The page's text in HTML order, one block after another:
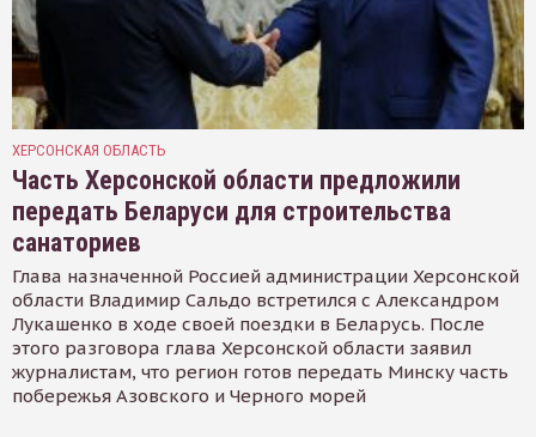
ХЕРСОНСКАЯ ОБЛАСТЬ
Часть Херсонской области предложили
передать Беларуси для строительства
санаториев
Глава назначенной Россией администрации Херсонской
области Владимир Сальдо встретился с Александром
Лукашенко в ходе своей поездки в Беларусь. После
этого разговора глава Херсонской области заявил
журналистам, что регион готов передать Минску часть
побережья Азовского и Черного морей